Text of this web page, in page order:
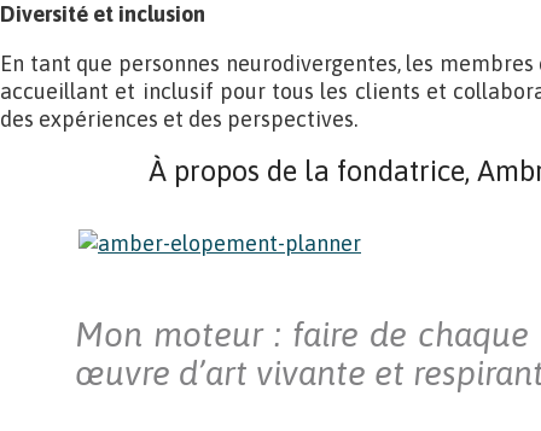
Diversité et inclusion
En tant que personnes neurodivergentes, les
accueillant et inclusif pour tous les clients et
des expériences et des perspectives.
À propos de la fondatrice,
Mon moteur : faire de
œuvre d’art vivante et